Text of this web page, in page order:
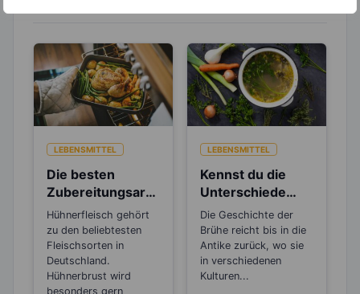
LEBENSMITTEL
Die besten
Zubereitungsarte
n für
Hühnerfleisch
Hühnerfleisch gehört
zu den beliebtesten
Fleischsorten in
Deutschland.
Hühnerbrust wird
besonders gern
LEBENSMITTEL
Kennst du die
Unterschiede
zwischen Brühe,
Fond und
Bouillon?
Die Geschichte der
Brühe reicht bis in die
Antike zurück, wo sie
in verschiedenen
Kulturen...